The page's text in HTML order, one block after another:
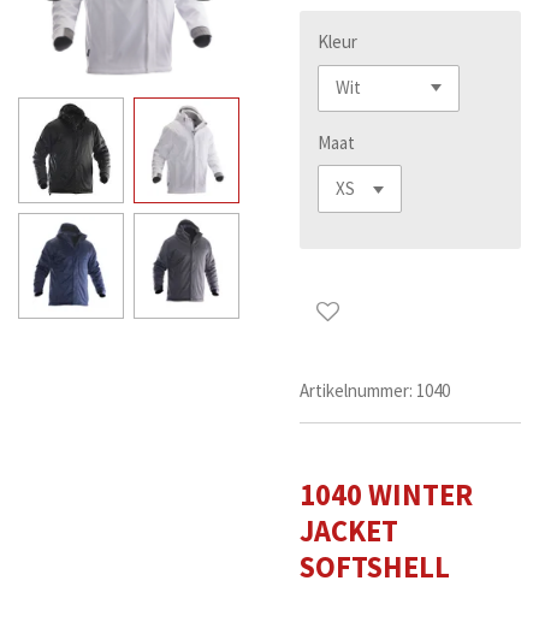
Kleur
Maat
Artikelnummer: 1040
1040 WINTER
JACKET
SOFTSHELL